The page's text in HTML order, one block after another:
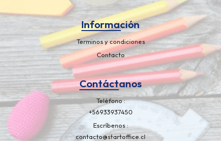
Información
Terminos y condiciones
Contacto
Contáctanos
Teléfono
+56933937450
Escríbenos
contacto@startoffice.cl